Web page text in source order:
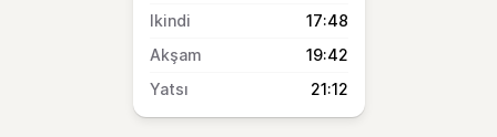
17:48
19:42
21:12